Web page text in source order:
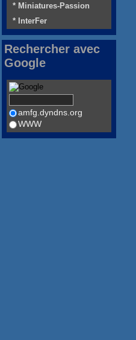
* Miniatures-Passion
* InterFer
Rechercher avec
Google
amfg.dyndns.org
WWW